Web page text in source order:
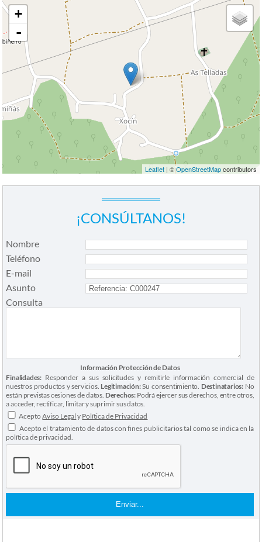
+
-
Leaflet| ©OpenStreetMapcontributors
¡CONSÚLTANOS!
Nombre
Teléfono
E-mail
Asunto
Consulta
Información Protección de Datos
Finalidades: Responder a sus solicitudes y remitirle información comercial de
nuestros productos y servicios. Legitimación:Su consentimiento. Destinatarios:No
están previstas cesiones de datos. Derechos: Podrá ejercer sus derechos, entre otros,
a acceder, rectificar, limitar y suprimir sus datos.
AceptoAviso Legal y Política de Privacidad
Acepto el tratamiento de datos con fines publicitarios tal como se indica en la
política de privacidad.